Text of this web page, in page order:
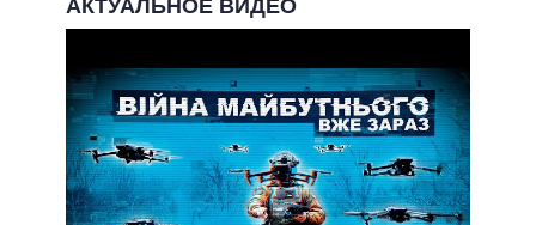
АКТУАЛЬНОЕ ВИДЕО